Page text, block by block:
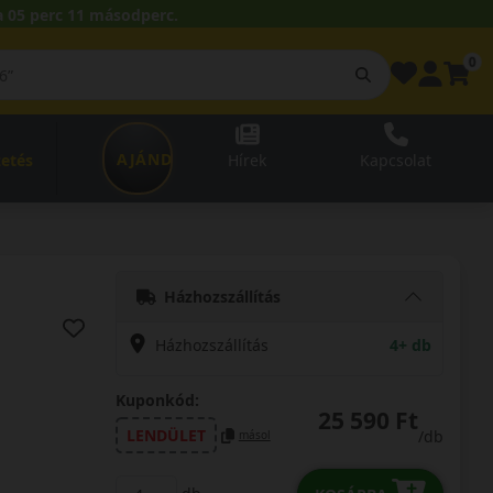
05 perc 10 másodperc.
AJÁNDÉKUTALVÁNY
Házhozszállítás
Házhozszállítás 4+ db
Kuponkód:
LENDÜLET
másol 25 590 Ft
/db